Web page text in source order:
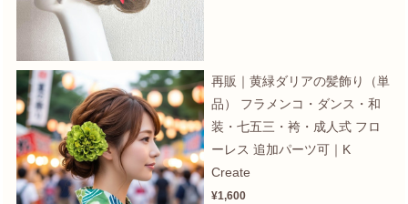
再販｜黄緑ダリアの髪飾り（単
品） フラメンコ・ダンス・和
装・七五三・袴・成人式 フロ
ーレス 追加パーツ可｜K
Create
¥1,600